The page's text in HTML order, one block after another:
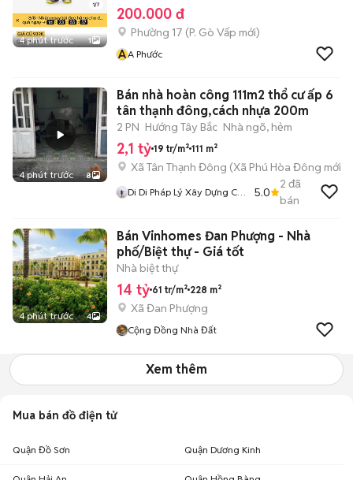
4 phút trước 1
200.000 đ
Phường 17 (P. Gò Vấp mới)
AA Phước
4 phút trước 8
Bán nhà hoàn công 111m2 thổ cư ấp 6
tân thạnh đông,cách nhựa 200m
2 PN Hướng Tây Bắc Nhà ngõ, hẻm
2,1 tỷ 19 tr/m² 111 m²
Xã Tân Thạnh Đông (Xã Phú Hòa Đông mới)
Di Di Pháp Lý Xây Dựng Củ
5.0
2 đã
bán
4 phút trước 4
Bán Vinhomes Đan Phượng - Nhà
phố/Biệt thự - Giá tốt
Nhà biệt thự
14 tỷ 61 tr/m² 228 m²
Xã Đan Phượng
Cộng Đồng Nhà Đất
Xem thêm
Mua bán đồ điện tử
Quận Đồ Sơn Quận Dương Kinh